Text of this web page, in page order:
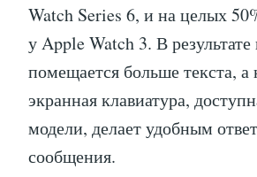
Watch Series 6, и на целых
у Apple Watch 3. В
помещается больше текста, а
экранная клавиатура,
модели, делает удобным
сообщения.